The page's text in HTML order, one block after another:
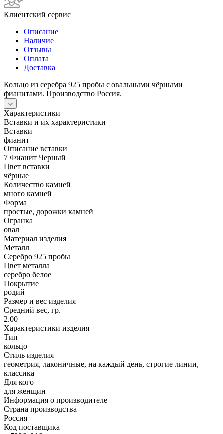
Клиентский сервис
Описание
Наличие
Отзывы
Оплата
Доставка
Кольцо из серебра 925 пробы с овальными чёрными
фианитами. Производство Россия.
Характеристики
Вставки и их характеристики
Вставки
фианит
Описание вставки
7 Фианит Черный
Цвет вставки
чёрные
Количество камней
много камней
Форма
простые, дорожки камней
Огранка
овал
Материал изделия
Металл
Серебро 925 пробы
Цвет металла
серебро белое
Покрытие
родий
Размер и вес изделия
Средний вес, гр.
2.00
Характеристики изделия
Тип
кольцо
Стиль изделия
геометрия, лаконичные, на каждый день, строгие линии,
классика
Для кого
для женщин
Информация о производителе
Страна производства
Россия
Код поставщика